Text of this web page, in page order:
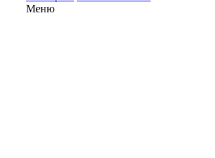
Меню